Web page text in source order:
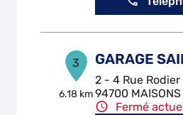
3
6.18 km
GARAGE
2 - 4 Rue Rodier
94700 MAISONS
Fermé